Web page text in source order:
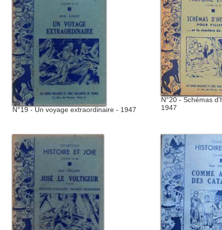
N°19 - Un voyage extraordinaire - 1947
N°20 - Schémas
1947